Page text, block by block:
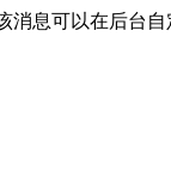
消息可以在后台自